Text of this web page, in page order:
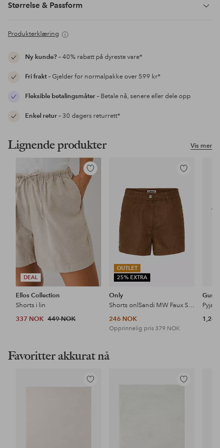
Størrelse & Passform
Produkterklæring
Ny kunde?– 40% rabatt på dyreste vare*
Fri frakt– Gjelder for normalpakke over 599 kr*
Fleksible betalingsmåter– Betale nå, senere eller dele opp
Enkel retur– 30 dagers returrett*
Vis mer
Lignende produkter
DEAL
Legg
til
favoritter
Ellos Collection
Shorts i lin
337 NOK 449 NOK
OUTLET
25% EXTRA
Legg
favoritter
Only
Shorts onlSandi MW Faux Suede Shorts Pnt
246 NOK
Opprinnelig pris 379 NOK
Favoritter akkurat nå
Legg
Legg